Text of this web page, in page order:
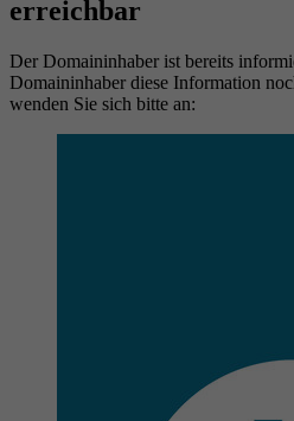
erreichbar
Der Domaininhaber ist bereits
Domaininhaber diese Information
wenden Sie sich bitte an: